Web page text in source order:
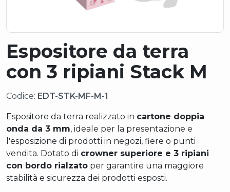
Espositore da terra
con 3 ripiani Stack M
Codice: EDT-STK-MF-M-1
Espositore da terra realizzato in cartone doppia
onda da 3 mm, ideale per la presentazione e
l'esposizione di prodotti in negozi, fiere o punti
vendita. Dotato di crowner superiore e 3 ripiani
con bordo rialzato per garantire una maggiore
stabilità e sicurezza dei prodotti esposti.